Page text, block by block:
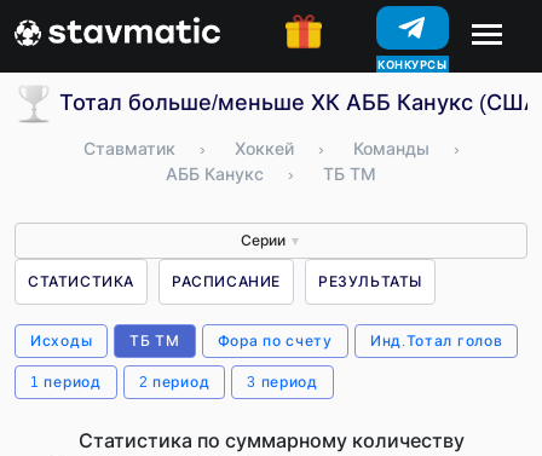
КОНКУРСЫ
Тотал больше/меньше ХК АББ Канукс
Ставматик › Хоккей › Команды
›
АББ Канукс
› ТБ ТМ
Серии ▼
СТАТИСТИКА РАСПИСАНИЕ РЕЗУЛЬТАТЫ
Исходы ТБ ТМ Фора по счету Инд.Тотал голов
1 период 2 период 3 период
Статистика по суммарному количеству